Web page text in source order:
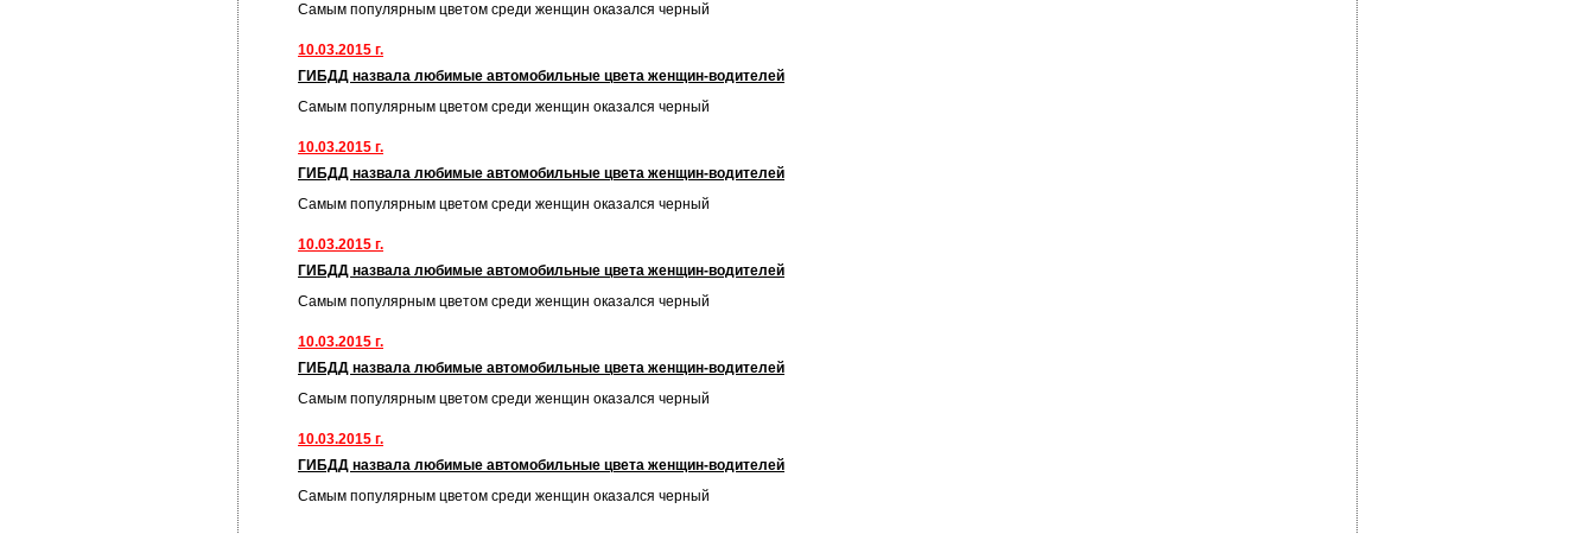
Самым популярным цветом среди женщин оказался черный
10.03.2015 г.
ГИБДД назвала любимые автомобильные цвета женщин-водителей
Самым популярным цветом среди женщин оказался черный
10.03.2015 г.
ГИБДД назвала любимые автомобильные цвета женщин-водителей
Самым популярным цветом среди женщин оказался черный
10.03.2015 г.
ГИБДД назвала любимые автомобильные цвета женщин-водителей
Самым популярным цветом среди женщин оказался черный
10.03.2015 г.
ГИБДД назвала любимые автомобильные цвета женщин-водителей
Самым популярным цветом среди женщин оказался черный
10.03.2015 г.
ГИБДД назвала любимые автомобильные цвета женщин-водителей
Самым популярным цветом среди женщин оказался черный